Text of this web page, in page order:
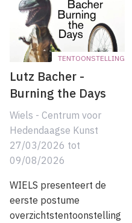
TENTOONSTELLING
Lutz Bacher -
Burning the Days
Wiels - Centrum voor
Hedendaagse Kunst
27/03/2026 tot
09/08/2026
WIELS presenteert de
eerste postume
overzichtstentoonstelling